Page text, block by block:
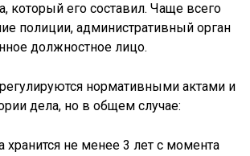
который его составил. Чаще всего
полиции, административный орган
должностное лицо.
нормативными актами и
дела, но в общем случае:
хранится не менее 3 лет с момента